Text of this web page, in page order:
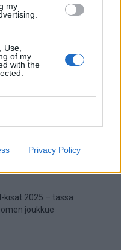
my
Use,
of my
with the
Privacy Policy
– todellinen
analyysi
MM-karsintoja vaihtelevin
lohkossaan, mutta
faneilla realistista
kisat 2025 – tässä
joukkue